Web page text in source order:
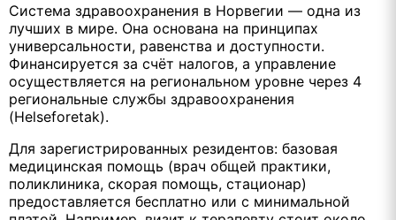
Система здравоохранения в Норвегии — одна из
лучших в мире. Она основана на принципах
универсальности, равенства и доступности.
Финансируется за счёт налогов, а управление
осуществляется на региональном уровне через 4
региональные службы здравоохранения
(Helseforetak).
Для зарегистрированных резидентов: базовая
медицинская помощь (врач общей практики,
поликлиника, скорая помощь, стационар)
предоставляется бесплатно или с минимальной